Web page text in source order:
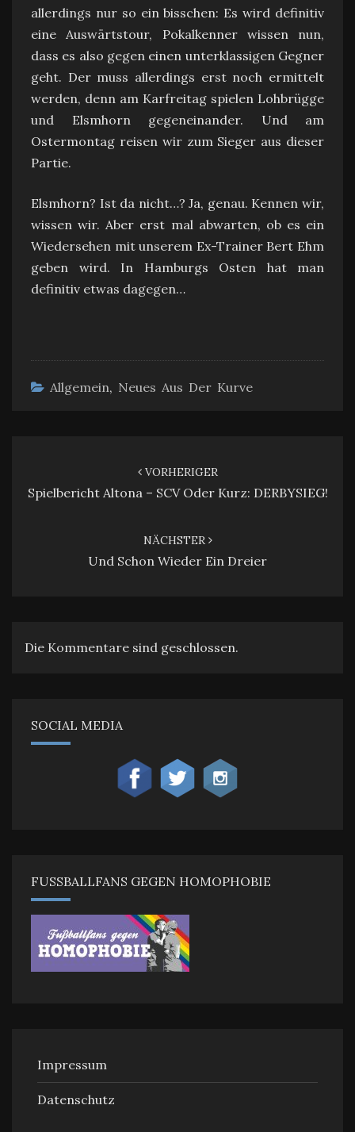
allerdings nur so ein bisschen: Es wird definitiv
eine Auswärtstour, Pokalkenner wissen nun,
dass es also gegen einen unterklassigen Gegner
geht. Der muss allerdings erst noch ermittelt
werden, denn am Karfreitag spielen Lohbrügge
und Elsmhorn gegeneinander. Und am
Ostermontag reisen wir zum Sieger aus dieser
Partie.
Elsmhorn? Ist da nicht…? Ja, genau. Kennen wir,
wissen wir. Aber erst mal abwarten, ob es ein
Wiedersehen mit unserem Ex-Trainer Bert Ehm
geben wird. In Hamburgs Osten hat man
definitiv etwas dagegen…
Allgemein, Neues Aus Der Kurve
VORHERIGER
Spielbericht Altona – SCV Oder Kurz: DERBYSIEG!
NÄCHSTER
Und Schon Wieder Ein Dreier
Die Kommentare sind geschlossen.
SOCIAL MEDIA
FUSSBALLFANS GEGEN HOMOPHOBIE
Impressum
Datenschutz